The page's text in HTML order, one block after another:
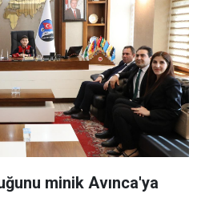
minik Avınca'ya